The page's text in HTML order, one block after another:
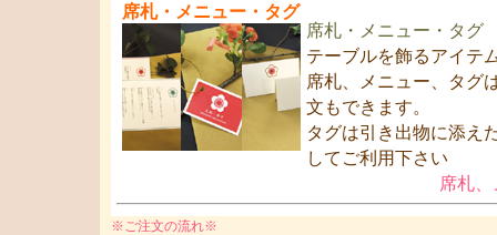
席札・メニュー・タグ
席札・メニュー・タグ
テーブルを飾るアイテ
席札、メニュー、タグ
文もできます。
タグは引き出物に添え
してご利用下さい
席札
※ご注文の流れ※